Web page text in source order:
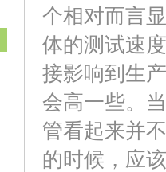
个相对而言
体的测试速
接影响到生
会高一些。
管看起来并
的时候，应